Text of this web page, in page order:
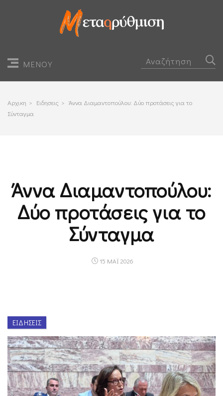
ΜΕΝΟΥ
Αρχικη > Ειδησεις > Άννα Διαμαντοπούλου: Δύο προτάσεις για το
Σύνταγμα
Άννα Διαμαντοπούλου:
Δύο προτάσεις για το
Σύνταγμα
15 ΜΑΪ 2026
ΕΙΔΉΣΕΙΣ